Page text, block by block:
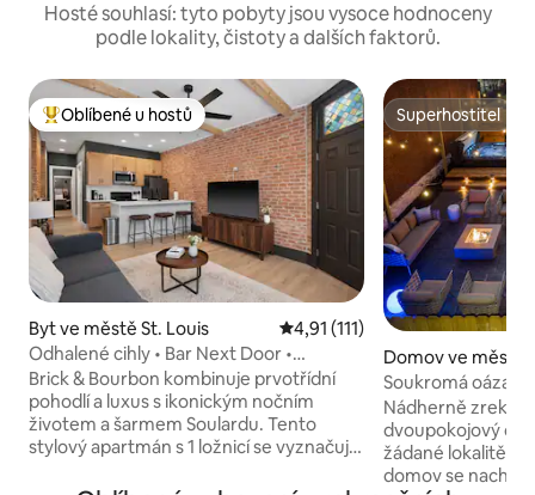
Hosté souhlasí: tyto pobyty jsou vysoce hodnoceny
podle lokality, čistoty a dalších faktorů.
Nejlepší v kategorii Oblíbené u hostů
Oblíbené u hostů
Byt ve městě St. Louis Průměrné hodnocení 4,91 z 5,
4,91 (111)
Odhalené cihly • Bar Next Door •
Prádelna • Wi-Fi zdarma
Brick & Bourbon kombinuje prvotřídní
pohodlí a luxus s ikonickým nočním
životem a šarmem Soulardu. Tento
stylový apartmán s 1 ložnicí se vyznačuje
Superhostitel
Superhostitel
Domov ve městě
Soukromá oáza s
Nádherně
dvoupokojový
žádané lokalitě
domov se